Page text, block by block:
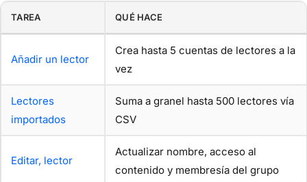
TAREA QUÉ HACE
Añadir un lector
Crea hasta 5 cuentas de lectores a la
vez
Lectores
importados
Suma a granel hasta 500 lectores vía
CSV
Editar, lector
Actualizar nombre, acceso al
contenido y membresía del grupo